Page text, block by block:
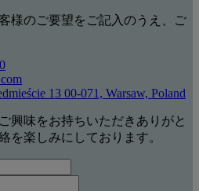
様のご要望をご記入のうえ、ご
13 00-071, Warsaw, Poland
興味をお持ちいただきありがと
を楽しみにしております。